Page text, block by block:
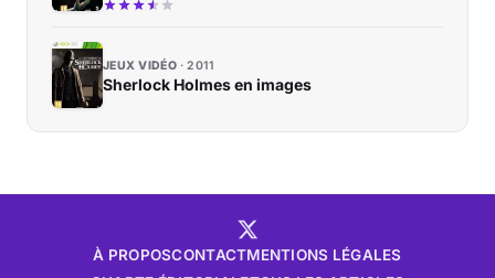
JEUX VIDÉO 2011
Sherlock Holmes en images
À PROPOSCONTACTMENTIONS LÉGALES